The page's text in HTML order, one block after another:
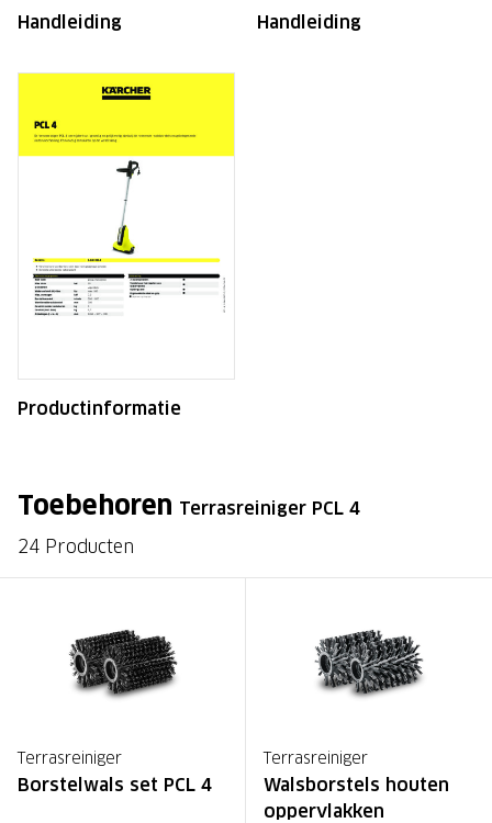
Handleiding Handleiding
Productinformatie
Toebehoren Terrasreiniger PCL 4
24 Producten
Terrasreiniger
Borstelwals set PCL 4
Terrasreiniger
Walsborstels houten
oppervlakken